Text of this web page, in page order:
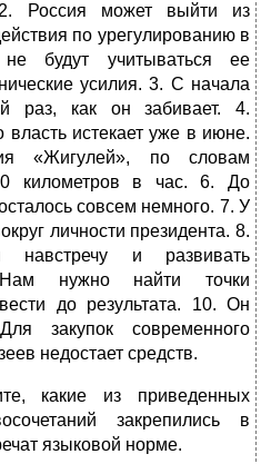
Россия может выйти из
по урегулированию в
будут учитываться ее
усилия. 3. С начала
раз, как он забивает. 4.
власть истекает уже в июне.
«Жигулей», по словам
километров в час. 6. До
совсем немного. 7. У
личности президента. 8.
и развивать
Нам нужно найти точки
до результата. 10. Он
закупок современного
недостает средств.
какие из приведенных
закрепились в
языковой норме.